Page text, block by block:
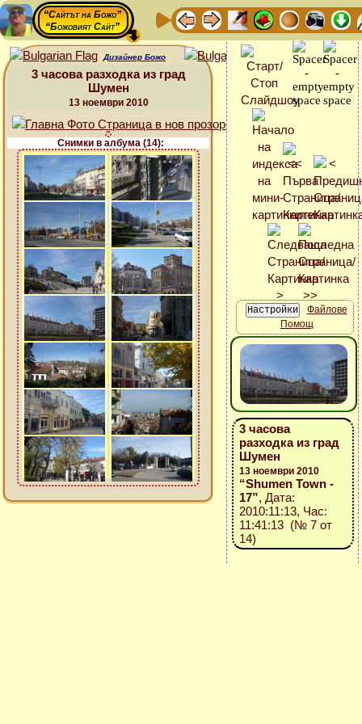
“Сайтът на Божо”
“Божовият Сайт”
Дизайнер Божо
3 часова разходка из град
Шумен
13 ноември 2010
Снимки в албума (14):
Файлове
Помощ
3 часова
разходка из град
Шумен
13 ноември 2010
“Shumen Town -
17”, Дата:
2010:11:13, Час:
11:41:13 (№ 7 от
14)